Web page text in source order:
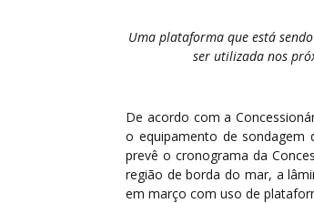
Uma plataforma que está
ser utilizada nos
De acordo com a
o equipamento de
prevê o cronograma da
região de borda do mar, a
em março com uso de